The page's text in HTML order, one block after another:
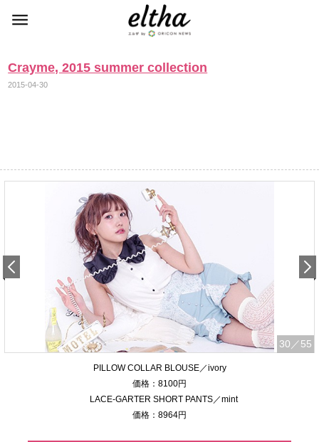
Crayme, 2015 summer collection
2015-04-30
30 ／55
PILLOW COLLAR BLOUSE／ivory
価格：8100円
LACE-GARTER SHORT PANTS／mint
価格：8964円